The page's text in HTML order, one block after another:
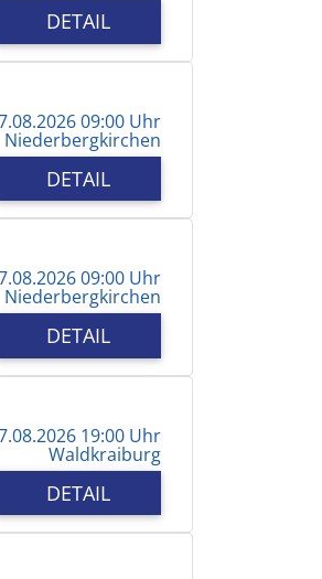
DETAIL
09:00 Uhr
Niederbergkirchen
DETAIL
09:00 Uhr
Niederbergkirchen
DETAIL
19:00 Uhr
Waldkraiburg
DETAIL